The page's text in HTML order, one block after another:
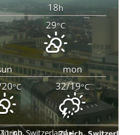
18h
29°C
mon
°C 32/19°C
Zürich, Switzerland ▸